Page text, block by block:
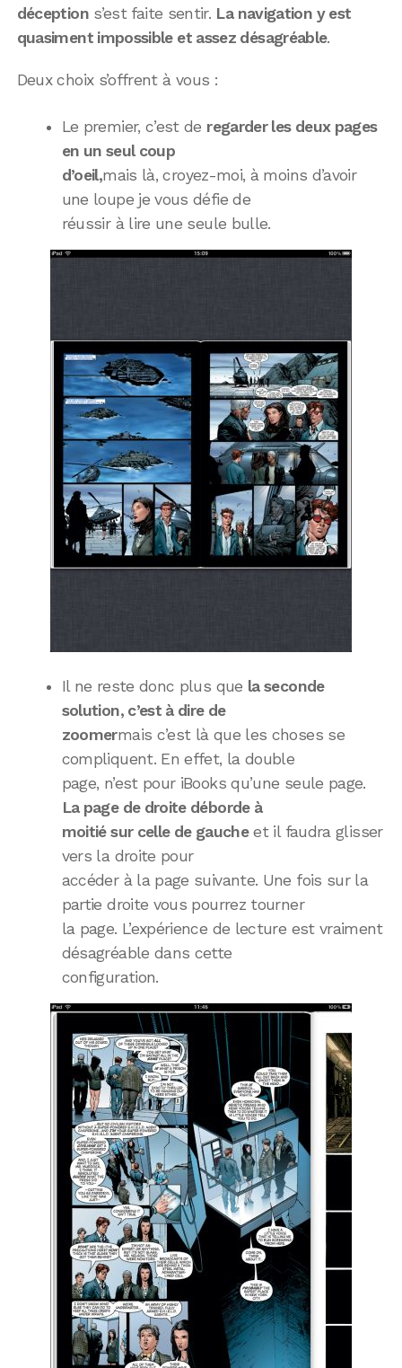
déceptions’est faite sentir. La navigation y est
quasiment impossible et assez désagréable.
Deux choix s’offrent à vous :
Le premier, c’est de regarder les deux pages
en un seul coup
d’oeil,mais là, croyez-moi, à moins d’avoir
une loupe je vous défie de
réussir à lire une seule bulle.
Il ne reste donc plus que la seconde
solution, c’est à dire de
zoomermais c’est là que les choses se
compliquent. En effet, la double
page, n’est pour iBooks qu’une seule page.
La page de droite déborde à
moitié sur celle de gaucheet il faudra glisser
vers la droite pour
accéder à la page suivante. Une fois sur la
partie droite vous pourrez tourner
la page. L’expérience de lecture est vraiment
désagréable dans cette
configuration.